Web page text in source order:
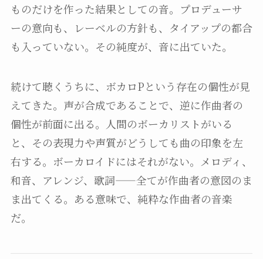
ものだけを作った結果としての音。プロデューサ
ーの意向も、レーベルの方針も、タイアップの都合
も入っていない。その純度が、音に出ていた。
続けて聴くうちに、ボカロPという存在の個性が見
えてきた。声が合成であることで、逆に作曲者の
個性が前面に出る。人間のボーカリストがいる
と、その表現力や声質がどうしても曲の印象を左
右する。ボーカロイドにはそれがない。メロディ、
和音、アレンジ、歌詞——全てが作曲者の意図のま
ま出てくる。ある意味で、純粋な作曲者の音楽
だ。